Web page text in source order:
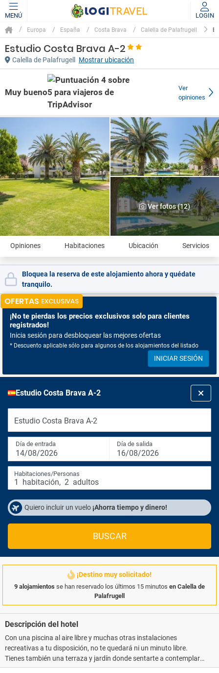
MENÚ LOGIN
Europa España Costa Brava Calella de Palafrugell
Estudio Costa Brava A-2
Calella de Palafrugell Mostrar ubicación
Muy bueno
Ver
opiniones
Ver fotos (12)
Opiniones Habitaciones Ubicación Servicios
Bloquea la reserva de este alojamiento ahora y quédate
tranquilo.
OFERTAS EXCLUSIVAS
¡No te pierdas los precios exclusivos solo para clientes
registrados!
Inicia sesión para desbloquear las mejores ofertas
* Descuento aplicable sólo para algunos de los alojamientos del listado
INICIAR SESIÓN
Estudio Costa Brava A-2
Estudio Costa Brava A-2
Día de entrada
14/08/2026
Día de salida
16/08/2026
Habitaciones/Personas
1 habitación, 2 adultos
Quiero incluir un vuelo ¡Ahorra tiempo y dinero!
BUSCAR
¡Destino muy solicitado!
9 alojamientos se han reservado los últimos 15 minutos en Calella de
Palafrugell
Descripción del hotel
Con una piscina al aire libre y muchas otras instalaciones
recreativas a tu disposición, no te quedará ni un minuto libre.
Tienes también una terraza y jardín donde sentarte a contemplar
el paisaje.. La recepción tiene un horario limitado. Hay un